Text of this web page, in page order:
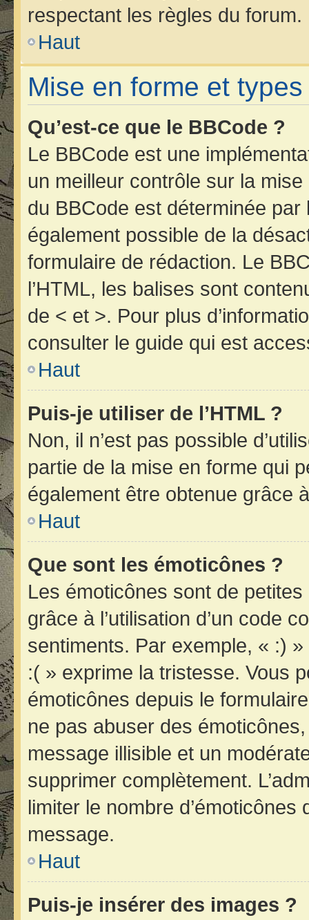
respectant les règles du forum.
Haut
Mise en forme et
Qu’est-ce que le BBCode ?
Le BBCode est une
un meilleur contrôle sur la mise
du BBCode est déterminée par
également possible de la
formulaire de rédaction. Le
l’HTML, les balises sont
de < et >. Pour plus
consulter le guide qui est
Haut
Puis-je utiliser de l’HTML ?
Non, il n’est pas possible
partie de la mise en forme qui
également être obtenue grâce
Haut
Que sont les émoticônes ?
Les émoticônes sont de
grâce à l’utilisation d’un code
sentiments. Par exemple, « :)
:( » exprime la tristesse. Vous
émoticônes depuis le
ne pas abuser des
message illisible et un
supprimer complètement.
limiter le nombre
message.
Haut
Puis-je insérer des images ?